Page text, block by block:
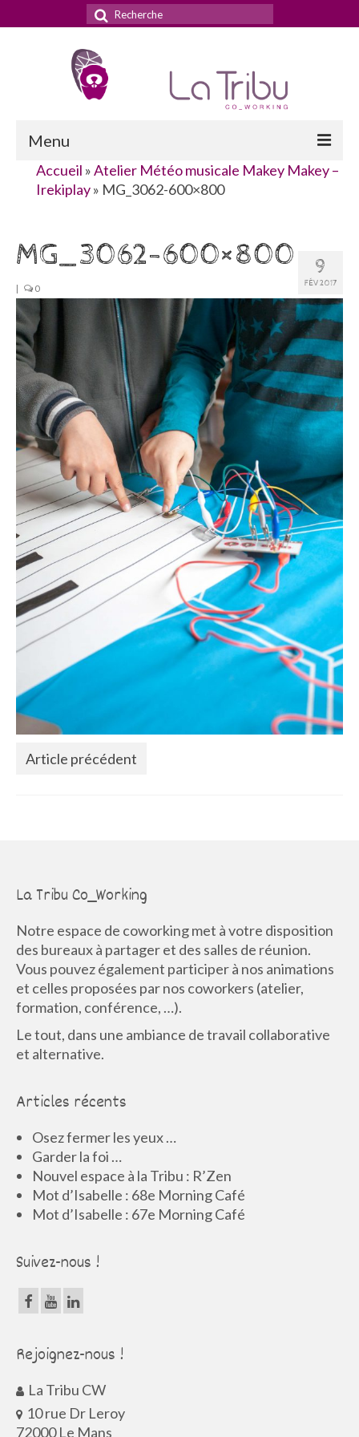
Rechercher
:
Menu
Accueil
Le concept
Nos tarifs
La domiciliation commerciale
La Communauté
Annuaire des Co_Workers
Les Événements
Le Blog
Rejoignez-nous !
Accueil »Atelier Météo musicale Makey Makey –
Irekiplay» MG_3062-600×800
9
FÉV 2017
MG_3062-600×800
| 0
Article précédent
La Tribu Co_Working
Notre espace de coworking met à votre disposition
des bureaux à partager et des salles de réunion.
Vous pouvez également participer à nos animations
et celles proposées par nos coworkers (atelier,
formation, conférence, …).
Le tout, dans une ambiance de travail collaborative
et alternative.
Articles récents
Osez fermer les yeux …
Garder la foi …
Nouvel espace à la Tribu : R’Zen
Mot d’Isabelle : 68e Morning Café
Mot d’Isabelle : 67e Morning Café
Suivez-nous !
Rejoignez-nous !
La Tribu CW
10 rue Dr Leroy
72000 Le Mans